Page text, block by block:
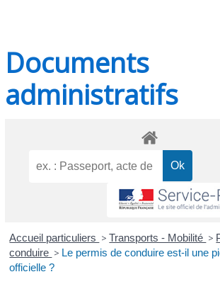
Documents
administratifs
Accueil particuliers > Transports - Mobilité >
conduire > Le permis de conduire est-il une
officielle ?